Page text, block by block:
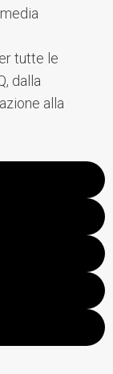
tutte le
dalla
alla